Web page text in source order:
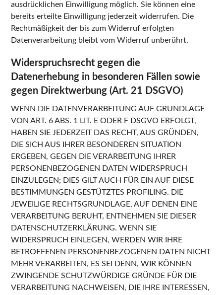
ausdrücklichen Einwilligung möglich. Sie können eine
bereits erteilte Einwilligung jederzeit widerrufen. Die
Rechtmäßigkeit der bis zum Widerruf erfolgten
Datenverarbeitung bleibt vom Widerruf unberührt.
Widerspruchsrecht gegen die
Datenerhebung in besonderen Fällen sowie
gegen Direktwerbung (Art. 21 DSGVO)
WENN DIE DATENVERARBEITUNG AUF GRUNDLAGE
VON ART. 6 ABS. 1 LIT. E ODER F DSGVO ERFOLGT,
HABEN SIE JEDERZEIT DAS RECHT, AUS GRÜNDEN,
DIE SICH AUS IHRER BESONDEREN SITUATION
ERGEBEN, GEGEN DIE VERARBEITUNG IHRER
PERSONENBEZOGENEN DATEN WIDERSPRUCH
EINZULEGEN; DIES GILT AUCH FÜR EIN AUF DIESE
BESTIMMUNGEN GESTÜTZTES PROFILING. DIE
JEWEILIGE RECHTSGRUNDLAGE, AUF DENEN EINE
VERARBEITUNG BERUHT, ENTNEHMEN SIE DIESER
DATENSCHUTZERKLÄRUNG. WENN SIE
WIDERSPRUCH EINLEGEN, WERDEN WIR IHRE
BETROFFENEN PERSONENBEZOGENEN DATEN NICHT
MEHR VERARBEITEN, ES SEI DENN, WIR KÖNNEN
ZWINGENDE SCHUTZWÜRDIGE GRÜNDE FÜR DIE
VERARBEITUNG NACHWEISEN, DIE IHRE INTERESSEN,